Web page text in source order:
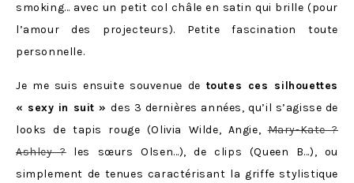
smoking… avec un petit col châle en satin qui brille (pour
l’amour des projecteurs). Petite fascination toute
personnelle.
Je me suis ensuite souvenue de toutes ces silhouettes
« sexy in suit »des 3 dernières années, qu’il s’agisse de
looks de tapis rouge (Olivia Wilde, Angie,Mary-Kate ?
Ashley ?les sœurs Olsen…), de clips (Queen B…), ou
simplement de tenues caractérisant la griffe stylistique